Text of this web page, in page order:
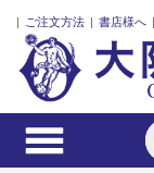
| ご注文方法 | 書店様へ |